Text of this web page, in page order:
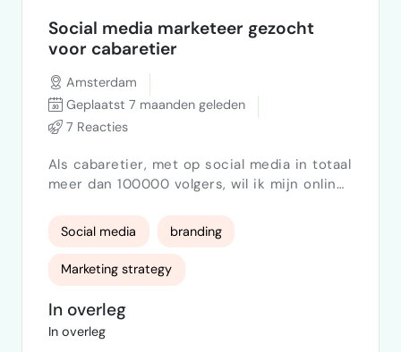
Social media marketeer gezocht
voor cabaretier
Amsterdam
Geplaatst 7 maanden geleden
7 Reacties
Als cabaretier, met op social media in totaal
meer dan 100000 volgers, wil ik mijn online
kaartverkoop van mijn theatershows. Ik heb
veel succes met online imitaties van tv-
programma's zoals B&B vol Liefde. Maar ik
vind het lastig om meer variatie in mijn
posts aan te brengen, om zo meer andere
kanten van mezelf te laten zien. Ik zoek
iemand die mij …
Social media branding
Marketing strategy
In overleg
In overleg